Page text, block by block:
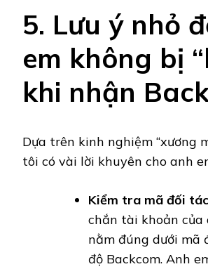
5. Lưu ý nhỏ
em không bị
khi nhận
Dựa trên kinh nghiệm “xương
tôi có vài lời khuyên cho anh
Kiểm tra mã đối
chắn tài khoản của
nằm đúng dưới mã
độ Backcom. Anh